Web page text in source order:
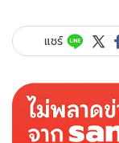
อายุ
400
ใน
ซาน
แชร์